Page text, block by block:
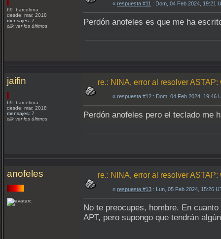
69 barcelona
desde: mar, 2018
mensajes: 7
clik ver los últimos
« respuesta #11 : Dom, 04 Feb 2024, 19:21
Perdón anofeles es que me ha
jaifin
69 barcelona
desde: mar, 2018
mensajes: 7
clik ver los últimos
re.: NINA, error al resolver
« respuesta #12 : Dom, 04 Feb 2024, 19:46
Perdón anofeles pero el teclado me
anofeles re.: NINA, error al resolver
« respuesta #13 : Lun, 05 Feb 2024, 15:26
No te preocupes, hombre. En
APT, pero supongo que tendrán